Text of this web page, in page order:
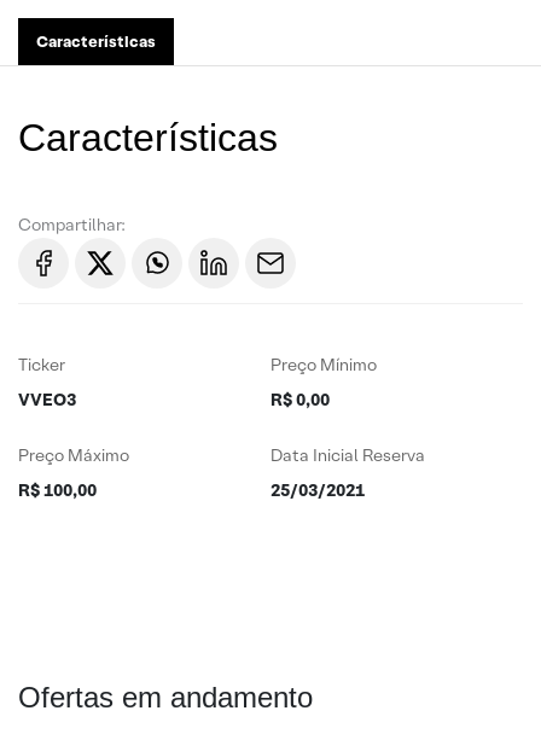
Características
Características
Compartilhar:
Ticker
VVEO3
Preço Mínimo
R$ 0,00
Preço Máximo
R$ 100,00
Data Inicial Reserva
25/03/2021
Ofertas em andamento